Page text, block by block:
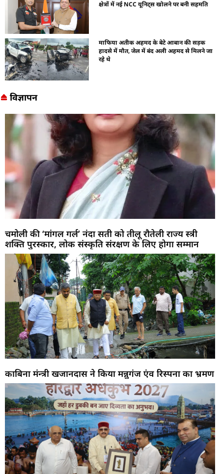
क्षेत्रों में नई NCC यूनिट्स खोलने पर बनी सहमति
माफिया अतीक अहमद के बेटे आबान की सड़क
हादसे में मौत, जेल में बंद अली अहमद से मिलने जा
रहे थे
विज्ञापन
चमोली की ‘मांगल गर्ल’ नंदा सती को तीलू रौतेली राज्य स्त्री
शक्ति पुरस्कार, लोक संस्कृति संरक्षण के लिए होगा सम्मान
काबिना मंन्त्री खजानदास ने किया मन्नुगंज एंव रिस्पना का भ्रमण